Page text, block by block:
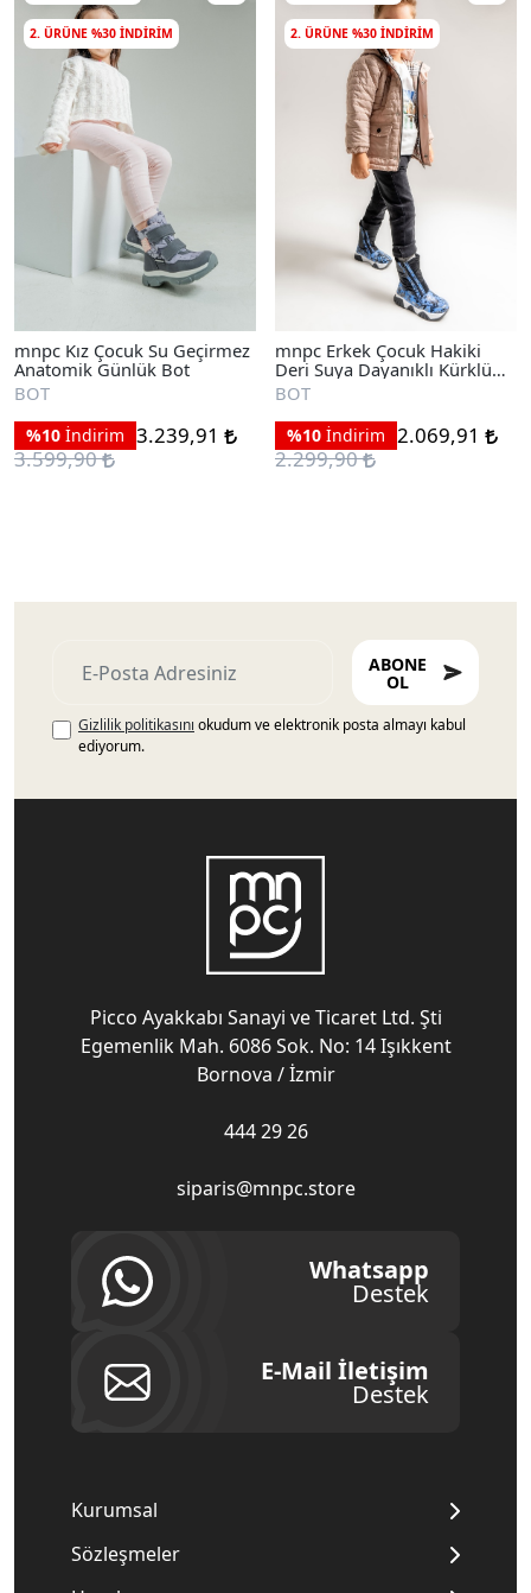
2. ÜRÜNE %30 INDIRIM
mnpc Kız Çocuk Su Geçirmez
Anatomik Günlük Bot
BOT
%10 İndirim 3.239,91
3.599,90
2. ÜRÜNE %30 INDIRIM
mnpc Erkek Çocuk Hakiki
Deri Suya Dayanıklı Kürklü
Günlük Bot
BOT
%10 İndirim 2.069,91
2.299,90
ABONE
OL
Gizlilik politikasını okudum ve elektronik posta almayı kabul
ediyorum.
Picco Ayakkabı Sanayi ve Ticaret Ltd. Şti
Egemenlik Mah. 6086 Sok. No: 14 Işıkkent
Bornova / İzmir
444 29 26
siparis@mnpc.store
Whatsapp
Destek
E-Mail İletişim
Destek
Kurumsal
Sözleşmeler